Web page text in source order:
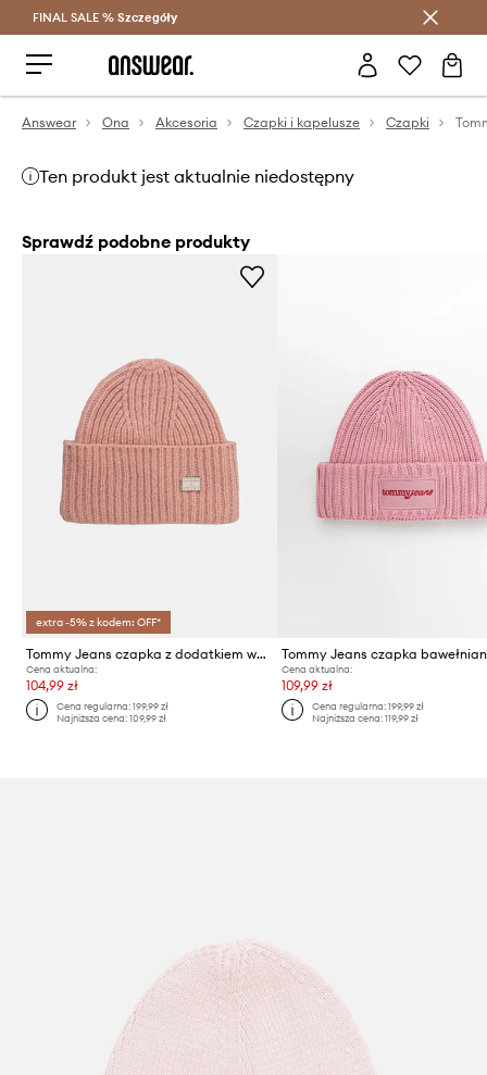
Oszczędzaj z Answear Club >
FINAL SALE % Szczegóły
Answear Ona Akcesoria Czapki i kapelusze Czapki
Ten produkt jest aktualnie niedostępny
Sprawdź podobne produkty
extra -5% z kodem: OFF*
Tommy Jeans czapka z dodatkiem wełny
Cena aktualna:
104,99 zł
Cena regularna:199,99 zł
Najniższa cena:109,99 zł
Tommy Jeans czapka
Cena aktualna:
109,99 zł
Cena regularna: 199,99 zł
Najniższa cena: 119,99 zł